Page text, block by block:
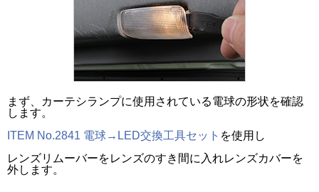
まず、カーテシランプに使用されている電球の形状を確認
します。
ITEM No.2841 電球→LED交換工具セット を使用し
レンズリムーバーをレンズのすき間に入れレンズカバーを
外します。